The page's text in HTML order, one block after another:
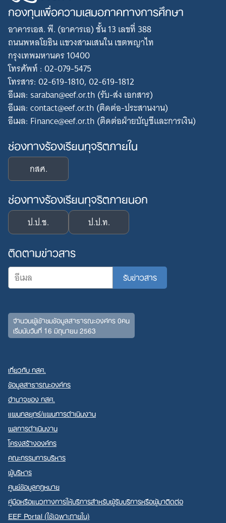
Search
for:
กองทุนเพื่อความเสมอภาคทางการศึกษา
อาคารเอส. พี. (อาคารเอ) ชั้น 13 เลขที่ 388
ถนนพหลโยธิน แขวงสามเสนใน เขตพญาไท
กรุงเทพมหานคร 10400
โทรศัพท์ : 02-079-5475
โทรสาร: 02-619-1810, 02-619-1812
อีเมล: saraban@eef.or.th (รับ-ส่ง เอกสาร)
อีเมล: contact@eef.or.th (ติดต่อ-ประสานงาน)
อีเมล: Finance@eef.or.th (ติดต่อฝ่ายบัญชีและการเงิน)
ช่องทางร้องเรียนทุจริตภายใน
กสศ.
ช่องทางร้องเรียนทุจริตภายนอก
ป.ป.ช. ป.ป.ท.
ติดตามข่าวสาร
จำนวนผู้เข้าชมข้อมูลสาธารณะองค์กร 0คน
เริ่มนับวันที่ 16 มิถุนายน 2563
เกี่ยวกับ กสศ.
ข้อมูลสาธารณะองค์กร
อำนาจของ กสศ.
แผนกลยุทธ์/แผนการดำเนินงาน
ผลการดำเนินงาน
โครงสร้างองค์กร
คณะกรรมการบริหาร
ผู้บริหาร
ศูนย์ข้อมูลกฎหมาย
คู่มือหรือแนวทางการให้บริการสำหรับผู้รับบริการหรือผู้มาติดต่อ
EEF Portal (ใช้เฉพาะภายใน)